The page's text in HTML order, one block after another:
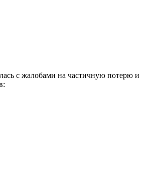
с жалобами на частичную потерю и